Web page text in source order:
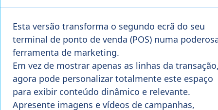
Esta versão transforma o segundo ecrã do seu
terminal de ponto de venda (POS) numa
ferramenta de marketing.
Em vez de mostrar apenas as linhas da
agora pode personalizar totalmente este espaço
para exibir conteúdo dinâmico e relevante.
Apresente imagens e vídeos de campanhas,